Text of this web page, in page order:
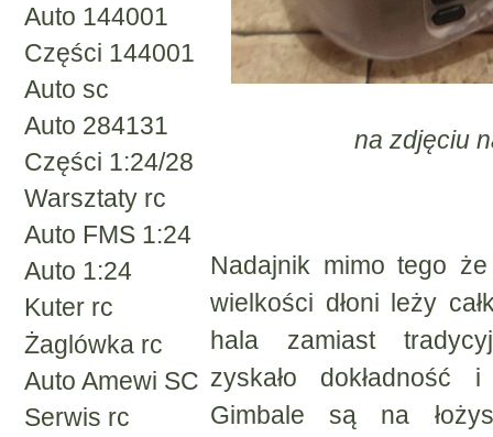
Auto 144001
Części 144001
Auto sc
Auto 284131
Części 1:24/28
Warsztaty rc
Auto FMS 1:24
Auto 1:24
Kuter rc
Żaglówka rc
Auto Amewi SC
Serwis rc
na zdjęciu
Nadajnik mimo tego
wielkości dłoni leży
hala zamiast
zyskało dokładność
Gimbale są na